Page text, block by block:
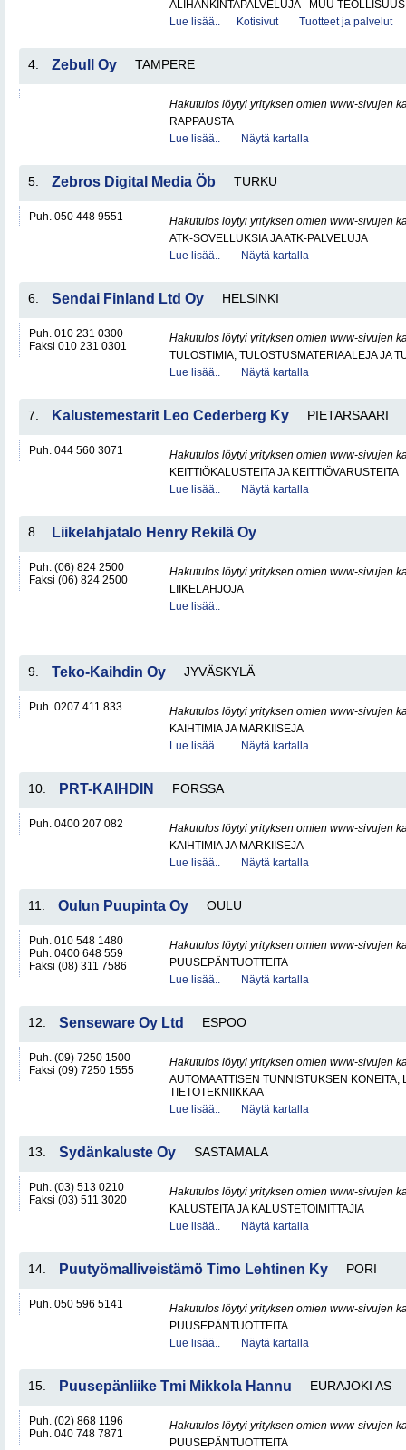
ALIHANKINTAPALVELUJA - MUU
Lue lisää..
Kotisivut Tuotteet ja palvelut
4. Zebull Oy TAMPERE
Hakutulos löytyi yrityksen omien www-sivujen
RAPPAUSTA
Lue lisää..
Näytä kartalla
5. Zebros Digital Media Öb TURKU
Puh. 050 448 9551
Hakutulos löytyi yrityksen omien www-sivujen
ATK-SOVELLUKSIA JA ATK-PALVELUJA
Lue lisää..
Näytä kartalla
6. Sendai Finland Ltd Oy HELSINKI
Puh. 010 231 0300
Faksi 010 231 0301
Hakutulos löytyi yrityksen omien www-sivujen
TULOSTIMIA, TULOSTUSMATERIAALEJA JA
Lue lisää..
Näytä kartalla
7. Kalustemestarit Leo Cederberg Ky PIETARSAARI
Puh. 044 560 3071
Hakutulos löytyi yrityksen omien www-sivujen
KEITTIÖKALUSTEITA JA KEITTIÖVARUSTEITA
Lue lisää..
Näytä kartalla
8. Liikelahjatalo Henry Rekilä Oy
Puh. (06) 824 2500
Faksi (06) 824 2500
Hakutulos löytyi yrityksen omien www-sivujen
LIIKELAHJOJA
Lue lisää..
9. Teko-Kaihdin Oy JYVÄSKYLÄ
Puh. 0207 411 833
Hakutulos löytyi yrityksen omien www-sivujen
KAIHTIMIA JA MARKIISEJA
Lue lisää..
Näytä kartalla
10. PRT-KAIHDIN FORSSA
Puh. 0400 207 082
Hakutulos löytyi yrityksen omien www-sivujen
KAIHTIMIA JA MARKIISEJA
Lue lisää..
Näytä kartalla
11. Oulun Puupinta Oy OULU
Puh. 010 548 1480
Puh. 0400 648 559
Faksi (08) 311 7586
Hakutulos löytyi yrityksen omien www-sivujen
PUUSEPÄNTUOTTEITA
Lue lisää..
Näytä kartalla
12. Senseware Oy Ltd ESPOO
Puh. (09) 7250 1500
Faksi (09) 7250 1555
Hakutulos löytyi yrityksen omien www-sivujen
AUTOMAATTISEN TUNNISTUKSEN KONEITA,
TIETOTEKNIIKKAA
Lue lisää..
Näytä kartalla
13. Sydänkaluste Oy SASTAMALA
Puh. (03) 513 0210
Faksi (03) 511 3020
Hakutulos löytyi yrityksen omien www-sivujen
KALUSTEITA JA KALUSTETOIMITTAJIA
Lue lisää..
Näytä kartalla
14. Puutyömalliveistämö Timo Lehtinen Ky PORI
Puh. 050 596 5141
Hakutulos löytyi yrityksen omien www-sivujen
PUUSEPÄNTUOTTEITA
Lue lisää..
Näytä kartalla
15. Puusepänliike Tmi Mikkola Hannu EURAJOKI AS
Puh. (02) 868 1196
Puh. 040 748 7871
Hakutulos löytyi yrityksen omien www-sivujen
PUUSEPÄNTUOTTEITA